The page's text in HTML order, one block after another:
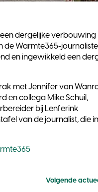
een dergelijke verbouwing
de Warmte365-
en ingewikkeld een
met Jennifer van
en collega Mike Schuil,
bij Lenferink
van de journalist, die
Volgende